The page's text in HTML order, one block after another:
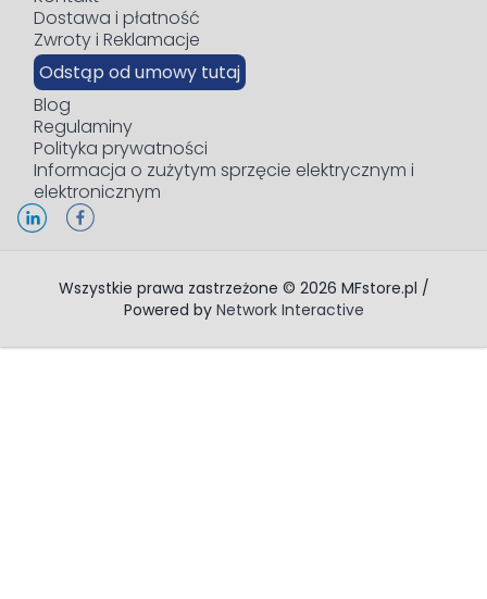
Dostawa i płatność
Zwroty i Reklamacje
Odstąp od umowy tutaj
Blog
Regulaminy
Polityka prywatności
Informacja o zużytym sprzęcie elektrycznym i
elektronicznym
Wszystkie prawa zastrzeżone © 2026 MFstore.pl /
Powered by Network Interactive